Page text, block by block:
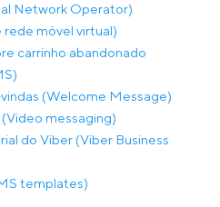
Network Operator)
móvel virtual)
carrinho abandonado
(Welcome Message)
messaging)
do Viber (Viber Business
templates)